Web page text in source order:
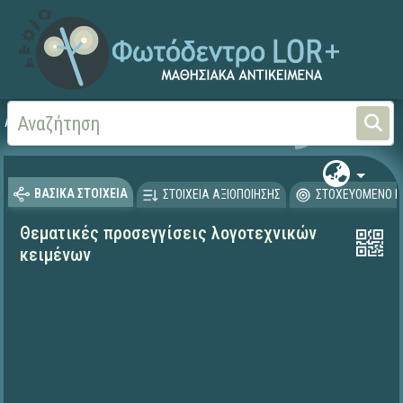
Αρχική Γλώσσα και Λογοτεχνία
ΒΑΣΙΚΑ ΣΤΟΙΧΕΙΑ ΣΤΟΙΧΕΙΑ ΑΞΙΟΠΟΙΗΣΗΣ ΣΤΟΧΕΥΟΜΕΝΟ
Θεματικές προσεγγίσεις λογοτεχνικών
κειμένων